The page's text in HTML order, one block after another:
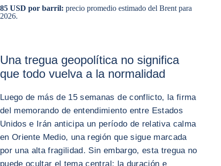
85 USD por barril: precio promedio estimado del Brent para
2026.
Una tregua geopolítica no significa
que todo vuelva a la normalidad
Luego de más de 15 semanas de conflicto, la firma
del memorando de entendimiento entre Estados
Unidos e Irán anticipa un período de relativa calma
en Oriente Medio, una región que sigue marcada
por una alta fragilidad. Sin embargo, esta tregua no
puede ocultar el tema central: la duración e